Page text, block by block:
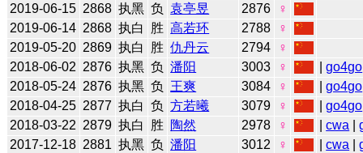
2019-06-15 2868 执黑 负 袁亭昱 2876
♀
2019-06-14 2868 执白 胜 高若环 2788
♀
2019-05-20 2869 执白 胜 仇丹云 2794
♀
2018-06-02 2876 执黑 负 潘阳 3003 ♀ |go4go
2018-05-24 2876 执黑 负 王爽 3084 ♀ |go4go
2018-04-25 2877 执白 负 方若曦 3079 ♀ |go4go
2018-03-22 2879 执白 胜 陶然 2978 ♀ |cwa |
2017-12-18 2881 执黑 负 潘阳 3012 ♀ |cwa |